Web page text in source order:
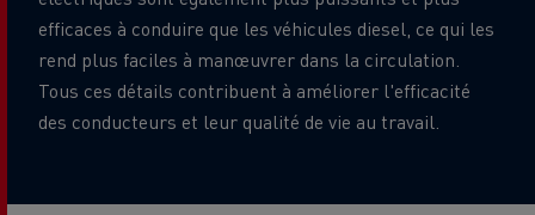
efficaces à conduire que les véhicules diesel, ce qui les
rend plus faciles à manœuvrer dans la circulation.
Tous ces détails contribuent à améliorer l'efficacité
des conducteurs et leur qualité de vie au travail.